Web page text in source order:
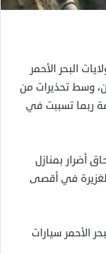
البحر الأحمر
وسط تحذيرات من
الـ 48 ساعة القادمة ربما تسببت في
أضرار بمنازل
في أقصى
الأحمر سيارات